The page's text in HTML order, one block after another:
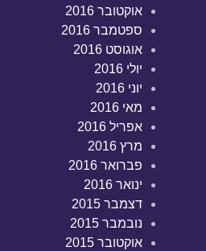
אוקטובר 2016
ספטמבר 2016
אוגוסט 2016
יולי 2016
יוני 2016
מאי 2016
אפריל 2016
מרץ 2016
פברואר 2016
ינואר 2016
דצמבר 2015
נובמבר 2015
אוקטובר 2015